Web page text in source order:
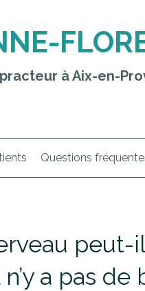
à Aix-en-
Questions
peut-
a pas de